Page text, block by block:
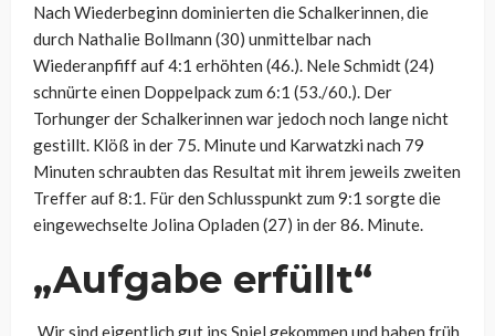
Nach Wiederbeginn dominierten die Schalkerinnen, die
durch Nathalie Bollmann (30) unmittelbar nach
Wiederanpfiff auf 4:1 erhöhten (46.). Nele Schmidt (24)
schnürte einen Doppelpack zum 6:1 (53./60.). Der
Torhunger der Schalkerinnen war jedoch noch lange nicht
gestillt. Klöß in der 75. Minute und Karwatzki nach 79
Minuten schraubten das Resultat mit ihrem jeweils zweiten
Treffer auf 8:1. Für den Schlusspunkt zum 9:1 sorgte die
eingewechselte Jolina Opladen (27) in der 86. Minute.
„Aufgabe erfüllt“
„Wir sind eigentlich gut ins Spiel gekommen und haben früh